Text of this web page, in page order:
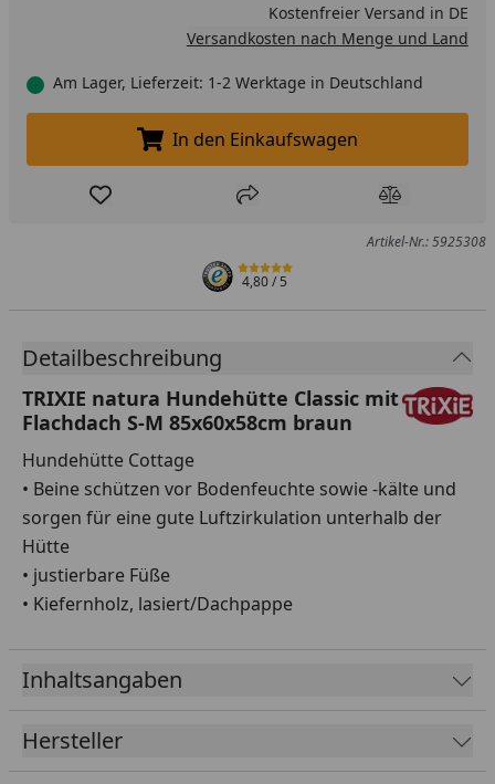
Kostenfreier Versand in DE
Versandkosten nach Menge und Land
Am Lager, Lieferzeit: 1-2 Werktage in Deutschland
In den Einkaufswagen legen
In den Einkaufswagen
Produkt zur Wunschliste hinzufügen
Teilen Produkt
Artikel-Nr.: 5925308
4,80/ 5
Detailbeschreibung
TRIXIE natura Hundehütte Classic mit
Flachdach S-M 85x60x58cm braun
Hundehütte Cottage
• Beine schützen vor Bodenfeuchte sowie -kälte und
sorgen für eine gute Luftzirkulation unterhalb der
Hütte
• justierbare Füße
• Kiefernholz, lasiert/Dachpappe
Inhaltsangaben
Hersteller